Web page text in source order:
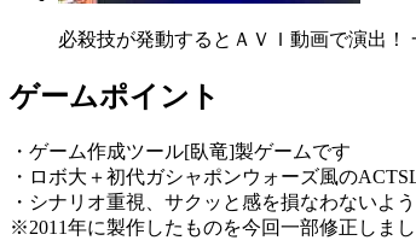
必殺技が発動するとＡＶＩ動画で演出！
ゲームポイント
・ゲーム作成ツール[臥竜]製ゲームです
・ロボ大＋初代ガシャポンウォーズ風の
・シナリオ重視、サクッと感を損なわないよ
※2011年に製作したものを今回一部修正しま